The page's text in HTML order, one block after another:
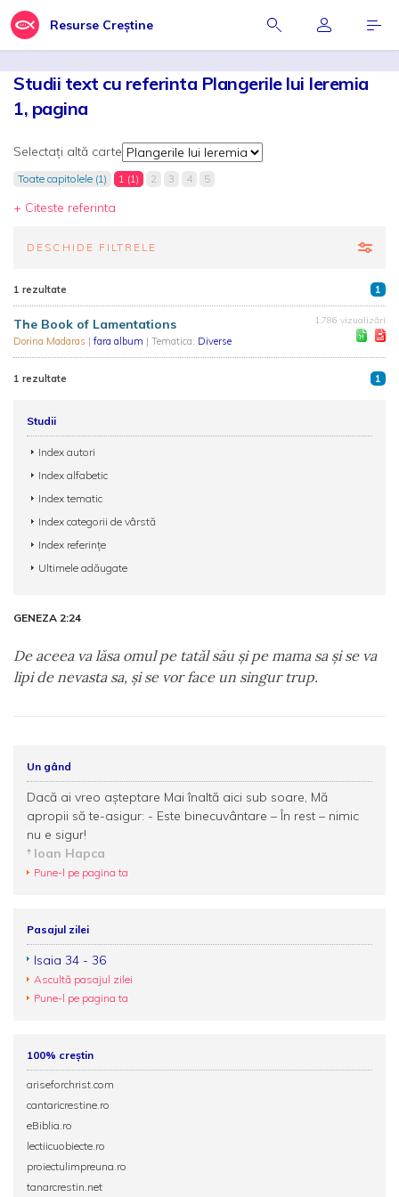
Resurse Creștine
Studii text cu referinta Plangerile lui Ieremia
1, pagina
Selectați altă carte
Toate capitolele (1) 1 (1) 2 3 4 5
+ Citeste referinta
DESCHIDE FILTRELE
1 rezultate 1
The Book of Lamentations
Dorina Madaras | fara album | Tematica: Diverse
1.786 vizualizări
1 rezultate 1
Studii
Index autori
Index alfabetic
Index tematic
Index categorii de vârstă
Index referințe
Ultimele adăugate
GENEZA 2:24
De aceea va lăsa omul pe tatăl său şi pe mama sa şi se va
lipi de nevasta sa, şi se vor face un singur trup.
Un gând
Dacă ai vreo așteptare Mai înaltă aici sub soare, Mă
apropii să te-asigur: - Este binecuvântare – În rest – nimic
nu e sigur!
Ioan Hapca
Pune-l pe pagina ta
Pasajul zilei
Isaia 34 - 36
Ascultă pasajul zilei
Pune-l pe pagina ta
100% creștin
ariseforchrist.com
cantaricrestine.ro
eBiblia.ro
lectiicuobiecte.ro
proiectulimpreuna.ro
tanarcrestin.net